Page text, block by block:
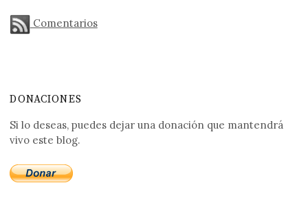
Comentarios
DONACIONES
Si lo deseas, puedes dejar una donación que mantendrá
vivo este blog.